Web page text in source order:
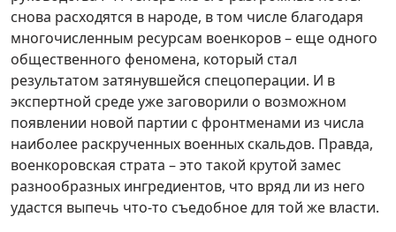
снова расходятся в народе, в том числе благодаря
многочисленным ресурсам военкоров – еще одного
общественного феномена, который стал
результатом затянувшейся спецоперации. И в
экспертной среде уже заговорили о возможном
появлении новой партии с фронтменами из числа
наиболее раскрученных военных скальдов. Правда,
военкоровская страта – это такой крутой замес
разнообразных ингредиентов, что вряд ли из него
удастся выпечь что-то съедобное для той же власти.